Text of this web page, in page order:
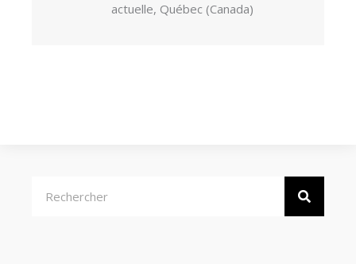
actuelle, Québec (Canada)